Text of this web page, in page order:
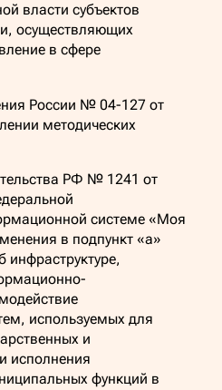
власти субъектов
осуществляющих
в сфере
России № 04-127 от
методических
РФ № 1241 от
системе «Моя
в подпункт «а»
инфраструктуре,
используемых для
и
исполнения
функций в